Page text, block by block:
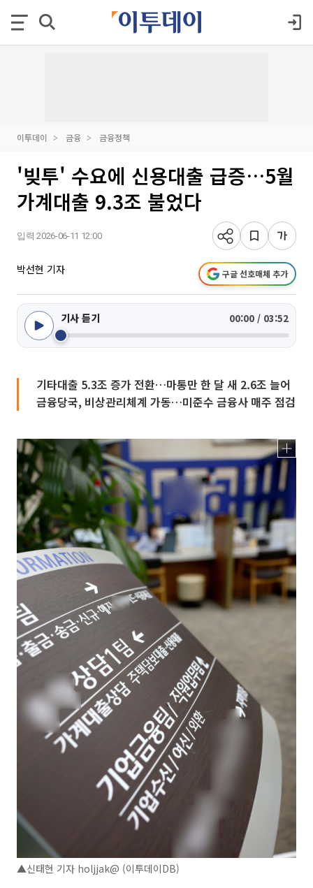
이투데이 금융 금융정책
'빚투' 수요에 신용대출 급증…5월
가계대출 9.3조 불었다
입력 2026-06-11 12:00
박선현 기자 구글 선호매체 추가
기사 듣기 00:00 / 03:52
기타대출 5.3조 증가 전환…마통만 한 달 새 2.6조 늘어
금융당국, 비상관리체계 가동…미준수 금융사 매주 점검
▲신태현 기자 holjjak@ (이투데이DB)